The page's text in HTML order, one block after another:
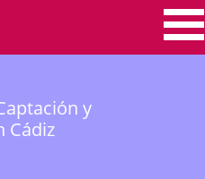
y
Cádiz